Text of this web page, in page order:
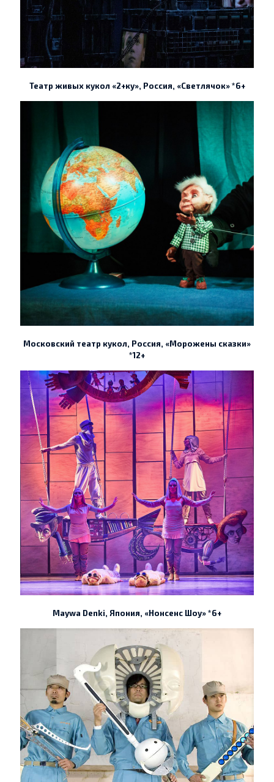
Театр живых кукол «2+ку», Россия, «Светлячок» *6+
Московский театр кукол, Россия, «Морожены сказки»
*12+
Maywa Denki, Япония, «Нонсенс Шоу» *6+